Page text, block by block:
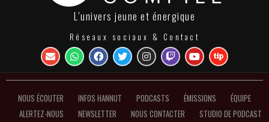
L’univers jeune et énergique
Réseaux sociaux & Contact
NOUS ÉCOUTER INFOS HANNUT PODCASTS ÉMISSIONS
ÉQUIPE
ALERTEZ-NOUS
NEWSLETTER NOUS CONTACTER STUDIO DE PODCAST